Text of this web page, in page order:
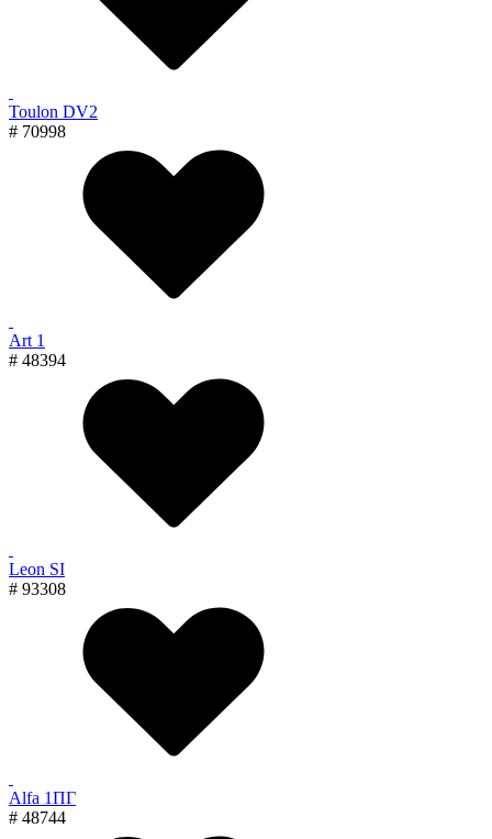
Toulon DV2
# 70998
Art 1
# 48394
Leon SI
# 93308
Alfa 1ПГ
# 48744